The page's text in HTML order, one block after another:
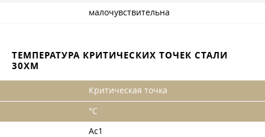
малочувствительна
ТЕМПЕРАТУРА КРИТИЧЕСКИХ ТОЧЕК СТАЛИ
30ХМ
Критическая точка
°С
Ac1